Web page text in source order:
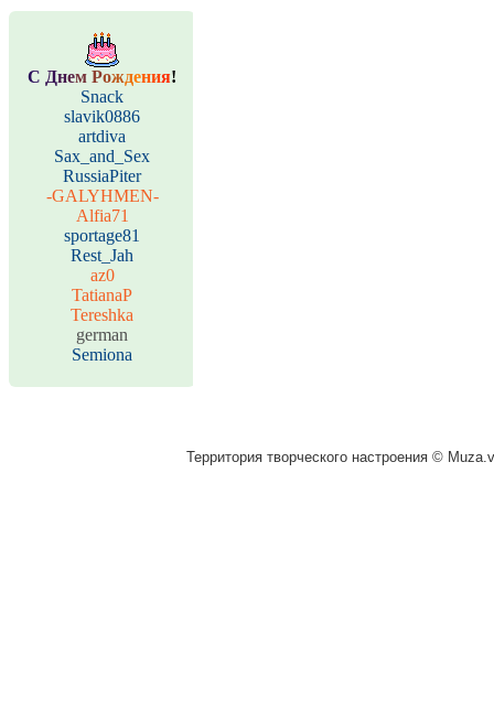
С Днем Рождения!
Snack
slavik0886
artdiva
Sax_and_Sex
RussiaPiter
-GALYHMEN-
Alfia71
sportage81
Rest_Jah
az0
TatianaP
Tereshka
german
Semiona
Территория творческого настроения ©